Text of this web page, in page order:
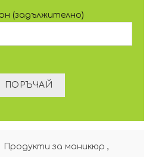
(задължително)
Продукти за маникюр ,